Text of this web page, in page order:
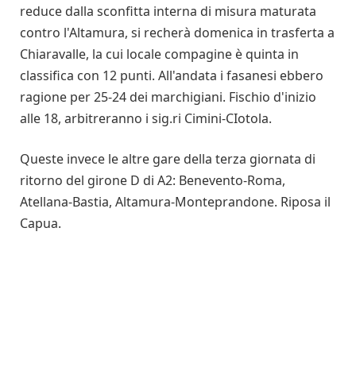
reduce dalla sconfitta interna di misura maturata
contro l'Altamura, si recherà domenica in trasferta a
Chiaravalle, la cui locale compagine è quinta in
classifica con 12 punti. All'andata i fasanesi ebbero
ragione per 25-24 dei marchigiani. Fischio d'inizio
alle 18, arbitreranno i sig.ri Cimini-CIotola.
Queste invece le altre gare della terza giornata di
ritorno del girone D di A2: Benevento-Roma,
Atellana-Bastia, Altamura-Monteprandone. Riposa il
Capua.